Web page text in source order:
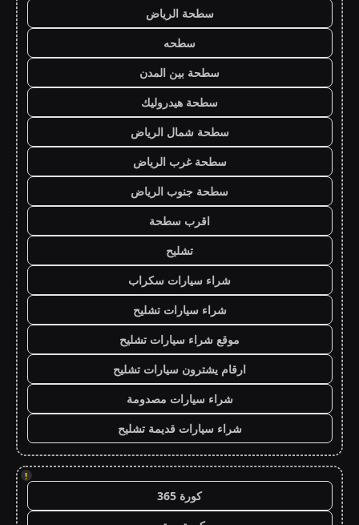
سطحة الرياض
سطحه
سطحة بين المدن
سطحة هيدروليك
سطحة شمال الرياض
سطحة غرب الرياض
سطحة جنوب الرياض
اقرب سطحة
تشليح
شراء سيارات سكراب
شراء سيارات تشليح
موقع شراء سيارات تشليح
ارقام يشترون سيارات تشليح
شراء سيارات مصدومة
شراء سيارات قديمة تشليح
!
كورة 365